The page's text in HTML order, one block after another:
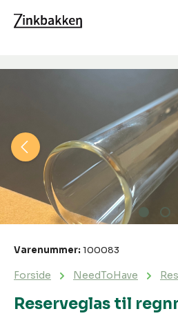
Reserveglas til
Forside NeedToHave
Varenummer: 100083